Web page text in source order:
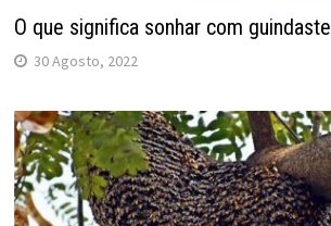
O que significa sonhar com guindaste
30 Agosto, 2022